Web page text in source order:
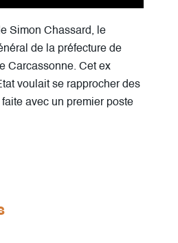
Simon Chassard, le
de la préfecture de
Carcassonne. Cet ex
voulait se rapprocher des
avec un premier poste